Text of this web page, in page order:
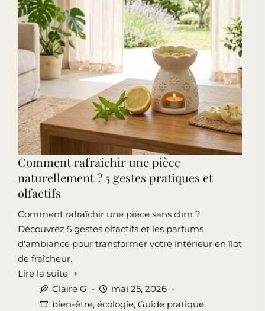
Comment rafraîchir une pièce
naturellement ? 5 gestes pratiques et
olfactifs
Comment rafraîchir une pièce sans clim ?
Découvrez 5 gestes olfactifs et les parfums
d'ambiance pour transformer votre intérieur en îlot
de fraîcheur.
Lire la suite
Comment
rafraîchir
Claire G
mai 25, 2026
bien-être, écologie, Guide pratique,